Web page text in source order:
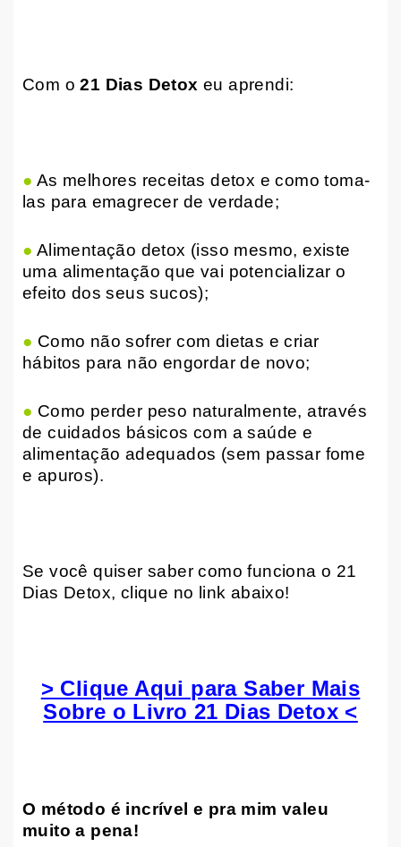
Com o21 Dias Detox eu aprendi:
● As melhores receitas detox e como toma-
las para emagrecer de verdade;
● Alimentação detox (isso mesmo, existe
uma alimentação que vai potencializar o
efeito dos seus sucos);
● Como não sofrer com dietas e criar
hábitos para não engordar de novo;
● Como perder peso naturalmente, através
de cuidados básicos com a saúde e
alimentação adequados (sem passar fome
e apuros).
Se você quiser saber como funciona o 21
Dias Detox, clique no link abaixo!
> Clique Aqui para Saber Mais
Sobre o Livro 21 Dias Detox <
O método é incrível e pra mim valeu
muito a pena!